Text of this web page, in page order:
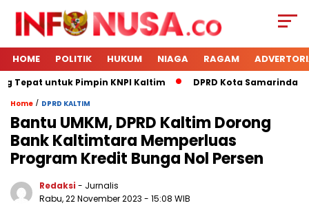
HOME POLITIK HUKUM NIAGA RAGAM
untuk Pimpin KNPI Kaltim DPRD Kota Samarinda
Home / DPRD KALTIM
Bantu UMKM, DPRD Kaltim Dorong
Bank Kaltimtara Memperluas
Program Kredit Bunga Nol Persen
Redaksi - Jurnalis
Rabu, 22 November 2023 - 15:08 WIB